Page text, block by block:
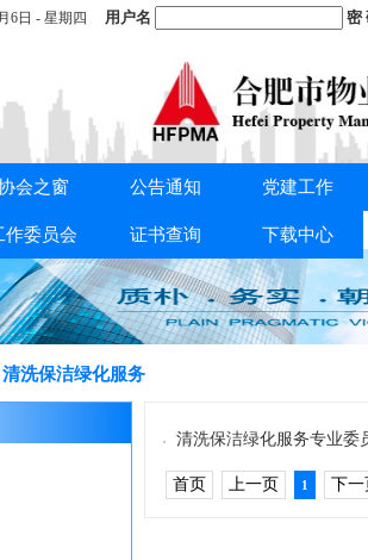
6日 - 星期四 用户名 密
会之窗 公告通知 党建工作
作委员会 证书查询 下载中心
关于交纳2025年度会费的通知
洗保洁绿化服务
清洗保洁绿化服务专业委
首页 上一页 1 下一